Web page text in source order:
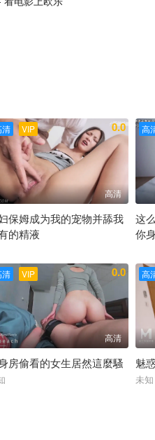
VIP
清 0.0
高清
保姆成为我的宠物并舔我
的精液
高
这
你
VIP
清 0.0
高清
房偷看的女生居然這麼騷
高
魅
未知